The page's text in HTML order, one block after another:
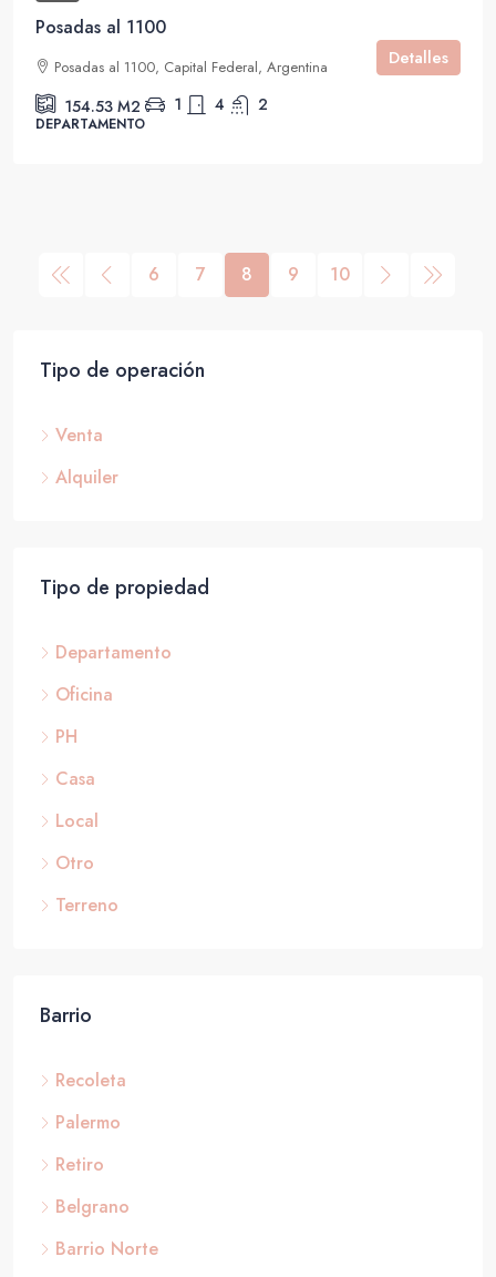
Posadas al 1100
Posadas al 1100, Capital Federal, Argentina
154.53 M2 1 4 2
DEPARTAMENTO
Detalles
6 7 8 9 10
Tipo de operación
Venta
Alquiler
Tipo de propiedad
Departamento
Oficina
PH
Casa
Local
Otro
Terreno
Barrio
Recoleta
Palermo
Retiro
Belgrano
Barrio Norte